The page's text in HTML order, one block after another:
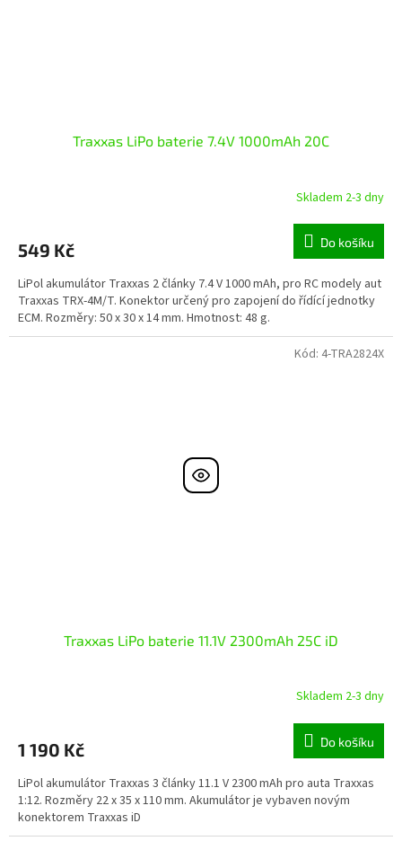
Traxxas LiPo baterie 7.4V 1000mAh 20C
Skladem 2-3 dny
549 Kč Do košíku
LiPol akumulátor Traxxas 2 články 7.4 V 1000 mAh, pro RC modely aut
Traxxas TRX-4M/T. Konektor určený pro zapojení do řídící jednotky
ECM. Rozměry: 50 x 30 x 14 mm. Hmotnost: 48 g.
Traxxas LiPo baterie 11.1V 2300mAh 25C iD
Skladem 2-3 dny
1 190 Kč Do košíku
LiPol akumulátor Traxxas 3 články 11.1 V 2300 mAh pro auta Traxxas
1:12. Rozměry 22 x 35 x 110 mm. Akumulátor je vybaven novým
konektorem Traxxas iD
Kód: 4-TRA2824X